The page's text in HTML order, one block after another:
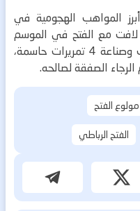
(23 سنة) من أبرز المواهب الهجومية في
لافت مع الفتح في الموسم
الماضي، ونجح في تسجيل 7 أهداف وصناعة 4 تمريرات حاسمة،
الصفقة لصالحه.
الفتح
الفتح الرباطي